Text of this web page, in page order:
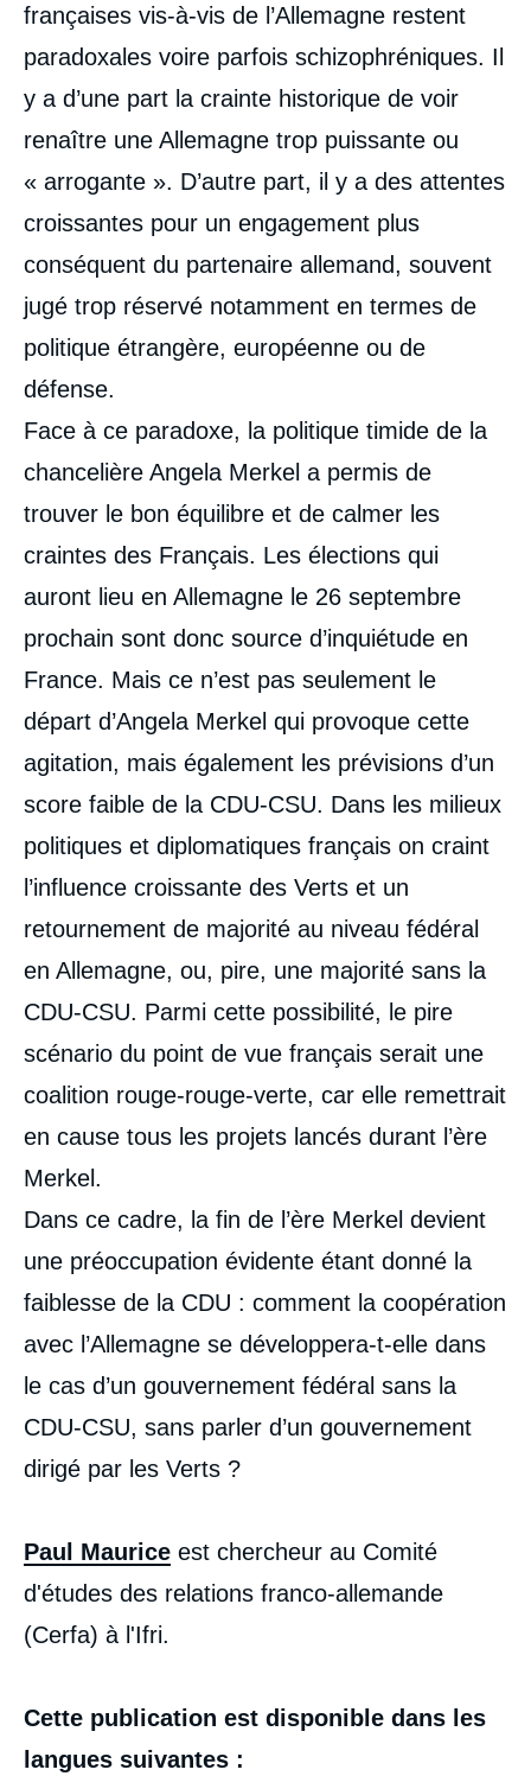
françaises vis-à-vis de l’Allemagne restent
paradoxales voire parfois schizophréniques. Il
y a d’une part la crainte historique de voir
renaître une Allemagne trop puissante ou
« arrogante ». D’autre part, il y a des attentes
croissantes pour un engagement plus
conséquent du partenaire allemand, souvent
jugé trop réservé notamment en termes de
politique étrangère, européenne ou de
défense.
Face à ce paradoxe, la politique timide de la
chancelière Angela Merkel a permis de
trouver le bon équilibre et de calmer les
craintes des Français. Les élections qui
auront lieu en Allemagne le 26 septembre
prochain sont donc source d’inquiétude en
France. Mais ce n’est pas seulement le
départ d’Angela Merkel qui provoque cette
agitation, mais également les prévisions d’un
score faible de la CDU-CSU. Dans les milieux
politiques et diplomatiques français on craint
l’influence croissante des Verts et un
retournement de majorité au niveau fédéral
en Allemagne, ou, pire, une majorité sans la
CDU-CSU. Parmi cette possibilité, le pire
scénario du point de vue français serait une
coalition rouge-rouge-verte, car elle remettrait
en cause tous les projets lancés durant l’ère
Merkel.
Dans ce cadre, la fin de l’ère Merkel devient
une préoccupation évidente étant donné la
faiblesse de la CDU : comment la coopération
avec l’Allemagne se développera-t-elle dans
le cas d’un gouvernement fédéral sans la
CDU-CSU, sans parler d’un gouvernement
dirigé par les Verts ?
Paul Maurice est chercheur au Comité
d'études des relations franco-allemande
(Cerfa) à l'Ifri.
Cette publication est disponible dans les
langues suivantes :